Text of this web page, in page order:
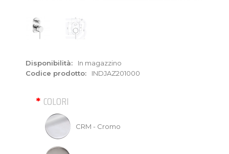
Disponibilità:
In magazzino
Codice prodotto:
INDJAZ201000
COLORI
CRM - Cromo